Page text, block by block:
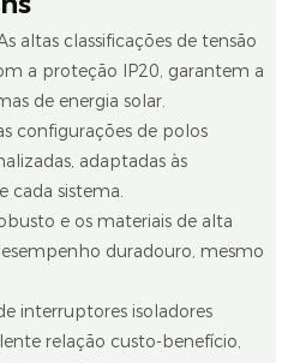
altas classificações de tensão
a proteção IP20, garantem a
de energia solar.
configurações de polos
adaptadas às
cada sistema.
e os materiais de alta
duradouro, mesmo
interruptores isoladores
relação custo-benefício,